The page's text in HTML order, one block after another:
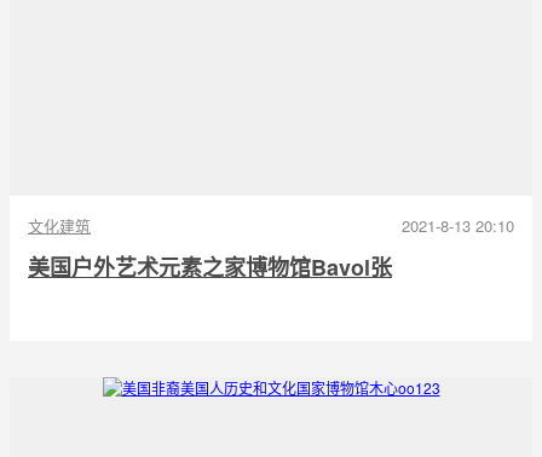
文化建筑 2021-8-13 20:10
美国户外艺术元素之家博物馆Bavol张